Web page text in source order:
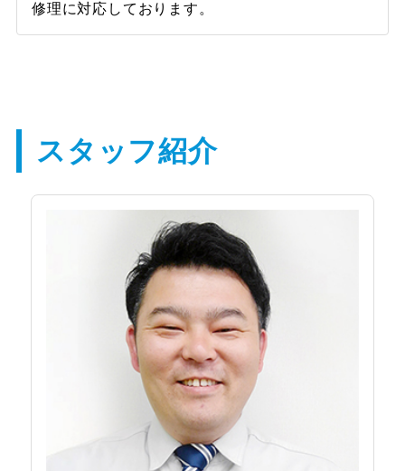
修理に対応しております。
スタッフ紹介